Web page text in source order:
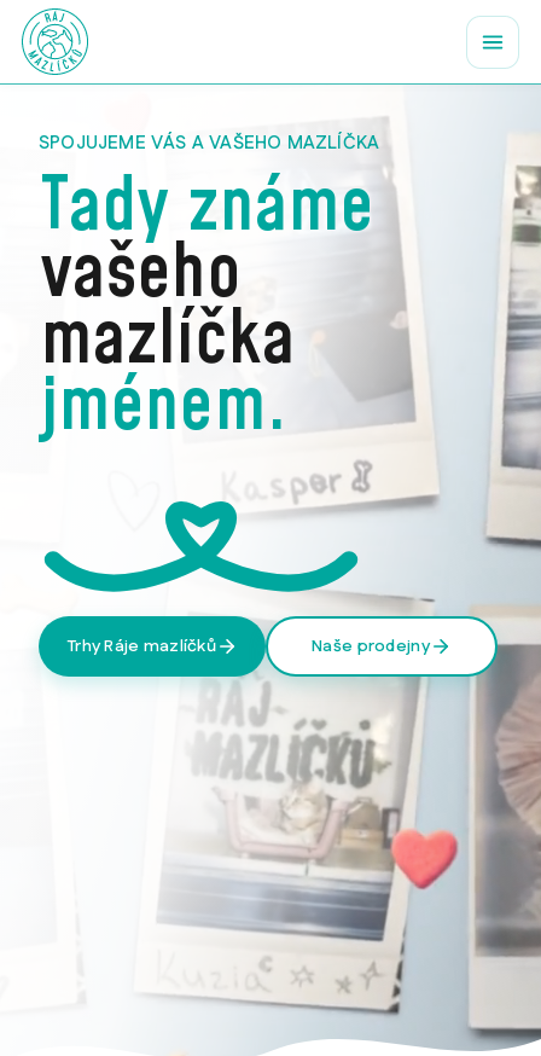
SPOJUJEME VÁS A VAŠEHO MAZLÍČKA
Tady známe
vašeho
mazlíčka
jménem.
Trhy Ráje mazlíčků Naše prodejny